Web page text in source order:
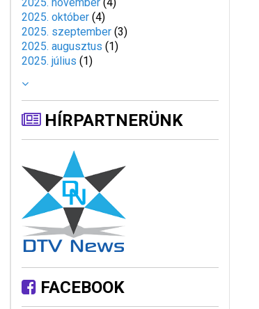
2025. október (4)
2025. szeptember (3)
2025. augusztus (1)
2025. július (1)
HÍRPARTNERÜNK
FACEBOOK